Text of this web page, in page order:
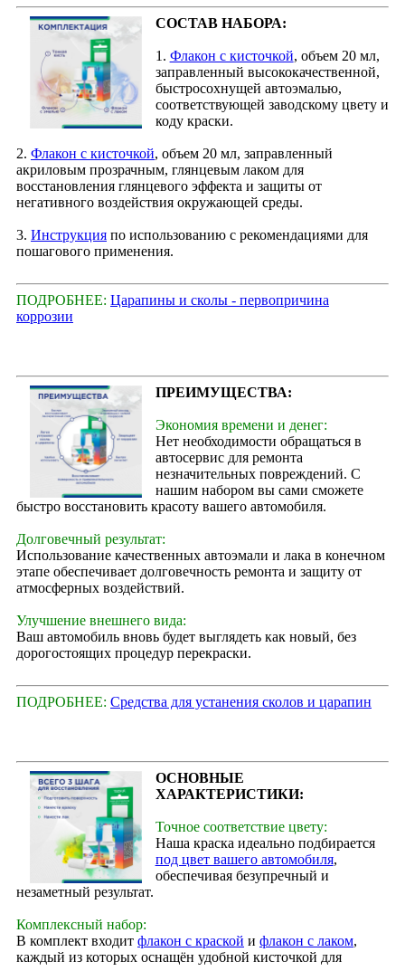
СОСТАВ НАБОРА:
1. Флакон с кисточкой, объем 20 мл,
заправленный высококачественной,
быстросохнущей автоэмалью,
соответствующей заводскому цвету и
коду краски.
2. Флакон с кисточкой, объем 20 мл, заправленный
акриловым прозрачным, глянцевым лаком для
восстановления глянцевого эффекта и защиты от
негативного воздействия окружающей среды.
3. Инструкция по использованию с рекомендациями для
пошагового применения.
ПОДРОБНЕЕ: Царапины и сколы - первопричина
коррозии
ПРЕИМУЩЕСТВА:
Экономия времени и денег:
Нет необходимости обращаться в
автосервис для ремонта
незначительных повреждений. С
нашим набором вы сами сможете
быстро восстановить красоту вашего автомобиля.
Долговечный результат:
Использование качественных автоэмали и лака в конечном
этапе обеспечивает долговечность ремонта и защиту от
атмосферных воздействий.
Улучшение внешнего вида:
Ваш автомобиль вновь будет выглядеть как новый, без
дорогостоящих процедур перекраски.
ПОДРОБНЕЕ: Средства для устанения сколов и царапин
ОСНОВНЫЕ
ХАРАКТЕРИСТИКИ:
Точное соответствие цвету:
Наша краска идеально подбирается
под цвет вашего автомобиля,
обеспечивая безупречный и
незаметный результат.
Комплексный набор:
В комплект входит флакон с краской и флакон с лаком,
каждый из которых оснащён удобной кисточкой для